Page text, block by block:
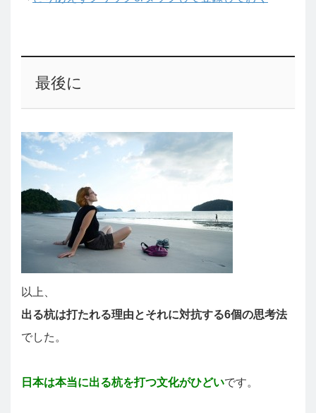
最後に
以上、
出る杭は打たれる理由とそれに対抗する6個の思考法
でした。
日本は本当に出る杭を打つ文化がひどいです。